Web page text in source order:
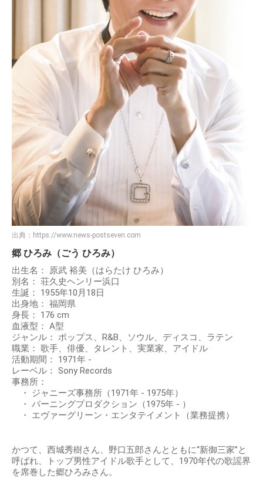
出典： https://www.news-postseven.com
郷 ひろみ（ごう ひろみ）
出生名： 原武 裕美（はらたけ ひろみ）
別名： 荘久史ヘンリー浜口
生誕： 1955年10月18日
出身地： 福岡県
身長： 176 cm
血液型： A型
ジャンル： ポップス、R&B、ソウル、ディスコ、ラテン
職業： 歌手、俳優、タレント、実業家、アイドル
活動期間： 1971年 -
レーベル： Sony Records
事務所：
・ ジャニーズ事務所（1971年 - 1975年）
・ バーニングプロダクション（1975年 - ）
・ エヴァーグリーン・エンタテイメント（業務提携）
かつて、西城秀樹さん、野口五郎さんとともに“新御三家”と
呼ばれ、トップ男性アイドル歌手として、1970年代の歌謡界
を席巻した郷ひろみさん。